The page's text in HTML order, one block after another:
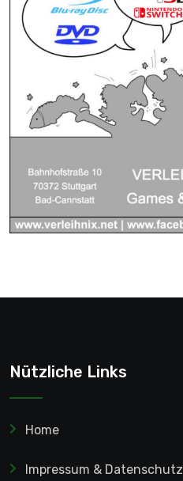
Nützliche Links
Home
Impressum & Datenschutz